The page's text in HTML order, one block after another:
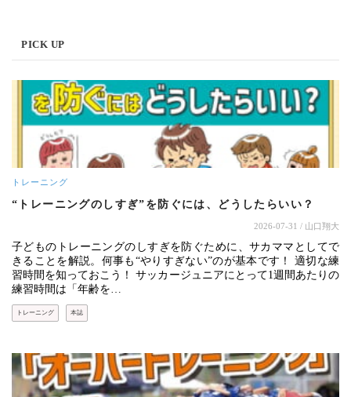
PICK UP
トレーニング
“トレーニングのしすぎ”を防ぐには、どうしたらいい？
2026-07-31 / 山口翔大
子どものトレーニングのしすぎを防ぐために、サカママとしてで
きることを解説。何事も“やりすぎない”のが基本です！ 適切な練
習時間を知っておこう！ サッカージュニアにとって1週間あたりの
練習時間は「年齢を…
トレーニング 本誌